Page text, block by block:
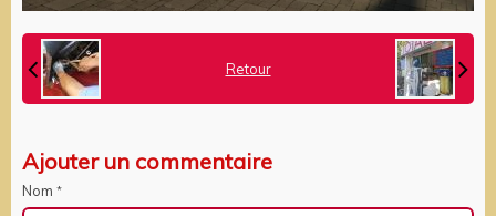
Retour
Ajouter un commentaire
Nom